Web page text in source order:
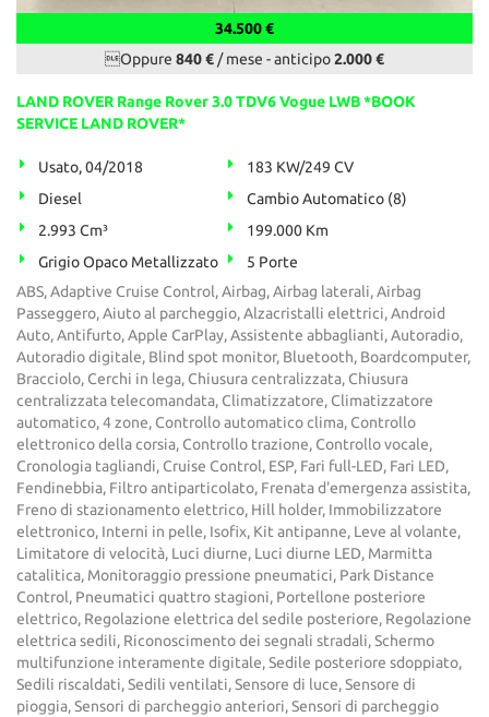
34.500 €
Oppure 840 €/ mese -anticipo2.000 €
LAND ROVER Range Rover 3.0 TDV6 Vogue LWB *BOOK
SERVICE LAND ROVER*
Usato, 04/2018
183 KW/249 CV
Diesel
Cambio Automatico (8)
2.993 Cm³
199.000 Km
Grigio Opaco Metallizzato
5 Porte
ABS, Adaptive Cruise Control, Airbag, Airbag laterali, Airbag
Passeggero, Aiuto al parcheggio, Alzacristalli elettrici, Android
Auto, Antifurto, Apple CarPlay, Assistente abbaglianti, Autoradio,
Autoradio digitale, Blind spot monitor, Bluetooth, Boardcomputer,
Bracciolo, Cerchi in lega, Chiusura centralizzata, Chiusura
centralizzata telecomandata, Climatizzatore, Climatizzatore
automatico, 4 zone, Controllo automatico clima, Controllo
elettronico della corsia, Controllo trazione, Controllo vocale,
Cronologia tagliandi, Cruise Control, ESP, Fari full-LED, Fari LED,
Fendinebbia, Filtro antiparticolato, Frenata d'emergenza assistita,
Freno di stazionamento elettrico, Hill holder, Immobilizzatore
elettronico, Interni in pelle, Isofix, Kit antipanne, Leve al volante,
Limitatore di velocità, Luci diurne, Luci diurne LED, Marmitta
catalitica, Monitoraggio pressione pneumatici, Park Distance
Control, Pneumatici quattro stagioni, Portellone posteriore
elettrico, Regolazione elettrica del sedile posteriore, Regolazione
elettrica sedili, Riconoscimento dei segnali stradali, Schermo
multifunzione interamente digitale, Sedile posteriore sdoppiato,
Sedili riscaldati, Sedili ventilati, Sensore di luce, Sensore di
pioggia, Sensori di parcheggio anteriori, Sensori di parcheggio